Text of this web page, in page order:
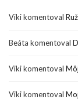
Vikikomentoval
Beáta komentoval
Vikikomentoval
Vikikomentoval